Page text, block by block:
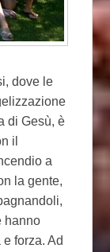
dove le
di Gesù, è
il
a
la gente,
hanno
forza. Ad